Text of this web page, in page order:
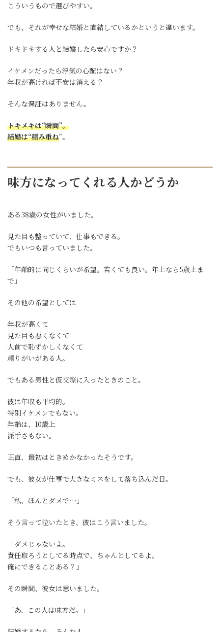
こういうもので選びやすい。
でも、それが幸せな結婚と直結しているかというと違います。
ドキドキする人と結婚したら安心ですか？
イケメンだったら浮気の心配はない？
年収が高ければ不安は消える？
そんな保証はありません。
トキメキは“瞬間”。
結婚は“積み重ね”。
味方になってくれる人かどうか
ある38歳の女性がいました。
見た目も整っていて、仕事もできる。
でもいつも言っていました。
「年齢的に同じくらいが希望。若くても良い。年上なら5歳上ま
で」
その他の希望としては
年収が高くて
見た目も悪くなくて
人前で恥ずかしくなくて
頼りがいがある人。
でもある男性と仮交際に入ったときのこと。
彼は年収も平均的。
特別イケメンでもない。
年齢は、10歳上
派手さもない。
正直、最初はときめかなかったそうです。
でも、彼女が仕事で大きなミスをして落ち込んだ日。
「私、ほんとダメで…」
そう言って泣いたとき、彼はこう言いました。
「ダメじゃないよ。
責任取ろうとしてる時点で、ちゃんとしてるよ。
俺にできることある？」
その瞬間、彼女は思いました。
「あ、この人は味方だ。」